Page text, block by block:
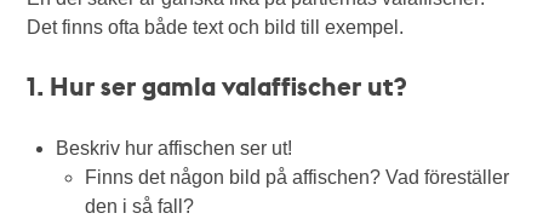
Det finns ofta både text och bild till exempel.
1. Hur ser gamla valaffischer ut?
Beskriv hur affischen ser ut!
Finns det någon bild på affischen? Vad föreställer
den i så fall?